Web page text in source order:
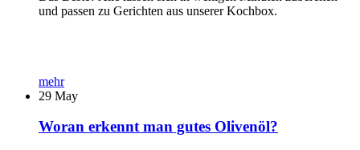
und passen zu Gerichten aus unserer Kochbox.
mehr
29 May
Woran erkennt man gutes Olivenöl?